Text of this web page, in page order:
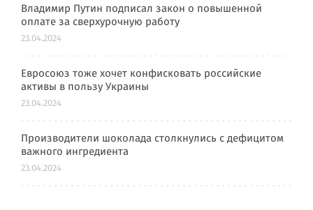
Владимир Путин подписал закон о повышенной
оплате за сверхурочную работу
23.04.2024
Евросоюз тоже хочет конфисковать российские
активы в пользу Украины
23.04.2024
Производители шоколада столкнулись с дефицитом
важного ингредиента
23.04.2024